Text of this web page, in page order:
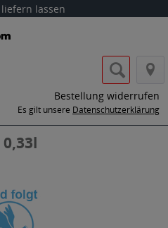
lassen
Bestellung widerrufen
Es gilt unsere Datenschutzerklärung